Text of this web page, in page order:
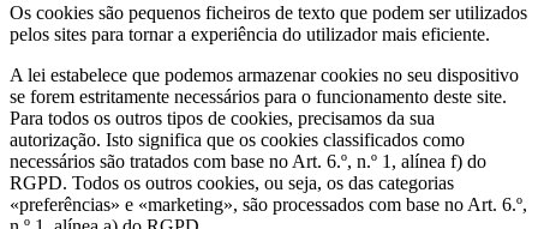
Os cookies são pequenos ficheiros de texto que podem ser utilizados
pelos sites para tornar a experiência do utilizador mais eficiente.
A lei estabelece que podemos armazenar cookies no seu dispositivo
se forem estritamente necessários para o funcionamento deste site.
Para todos os outros tipos de cookies, precisamos da sua
autorização. Isto significa que os cookies classificados como
necessários são tratados com base no Art. 6.º, n.º 1, alínea f) do
RGPD. Todos os outros cookies, ou seja, os das categorias
«preferências» e «marketing», são processados com base no Art. 6.º,